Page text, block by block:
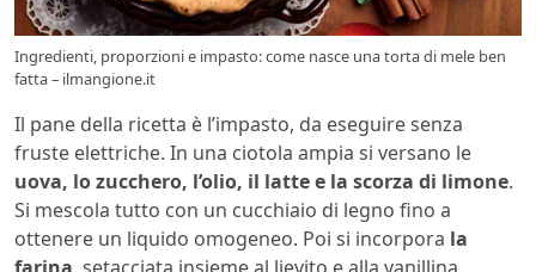
Ingredienti, proporzioni e impasto: come nasce una torta di mele ben
fatta – ilmangione.it
Il pane della ricetta è l’impasto, da eseguire senza
fruste elettriche. In una ciotola ampia si versano le
uova, lo zucchero, l’olio, il latte e la scorza di limone.
Si mescola tutto con un cucchiaio di legno fino a
ottenere un liquido omogeneo. Poi si incorpora la